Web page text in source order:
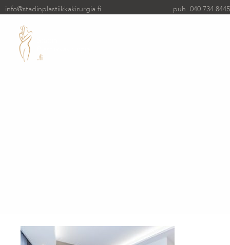
info@stadinplastiikkakirurgia.fi puh. 040 734 8445